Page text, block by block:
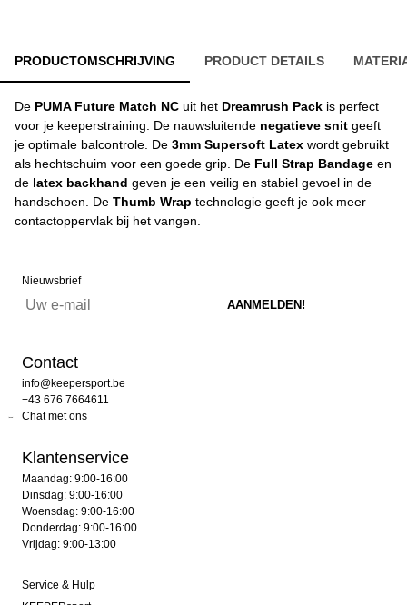
PRODUCTOMSCHRIJVING PRODUCT DETAILS
De PUMA Future Match NC uit het Dreamrush Pack is perfect
voor je keeperstraining. De nauwsluitende negatieve snit geeft
je optimale balcontrole. De 3mm Supersoft Latex wordt gebruikt
als hechtschuim voor een goede grip. De Full Strap Bandage en
de latex backhand geven je een veilig en stabiel gevoel in de
handschoen. De Thumb Wrap technologie geeft je ook meer
contactoppervlak bij het vangen.
Nieuwsbrief
Contact
info@keepersport.be
+43 676 7664611
Chat met ons
Klantenservice
Maandag: 9:00-16:00
Dinsdag: 9:00-16:00
Woensdag: 9:00-16:00
Donderdag: 9:00-16:00
Vrijdag: 9:00-13:00
Service & Hulp